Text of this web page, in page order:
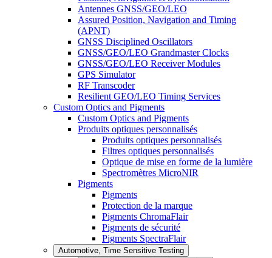
Antennes GNSS/GEO/LEO
Assured Position, Navigation and Timing
(APNT)
GNSS Disciplined Oscillators
GNSS/GEO/LEO Grandmaster Clocks
GNSS/GEO/LEO Receiver Modules
GPS Simulator
RF Transcoder
Resilient GEO/LEO Timing Services
Custom Optics and Pigments
Custom Optics and Pigments
Produits optiques personnalisés
Produits optiques personnalisés
Filtres optiques personnalisés
Optique de mise en forme de la lumière
Spectromètres MicroNIR
Pigments
Pigments
Protection de la marque
Pigments ChromaFlair
Pigments de sécurité
Pigments SpectraFlair
Automotive, Time Sensitive Testing